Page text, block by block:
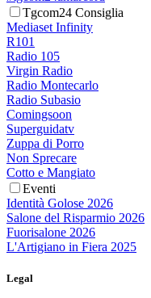
Tgcom24 Consiglia
Mediaset Infinity
R101
Radio 105
Virgin Radio
Radio Montecarlo
Radio Subasio
Comingsoon
Superguidatv
Zuppa di Porro
Non Sprecare
Cotto e Mangiato
Eventi
Identità Golose 2026
Salone del Risparmio 2026
Fuorisalone 2026
L'Artigiano in Fiera 2025
Legal